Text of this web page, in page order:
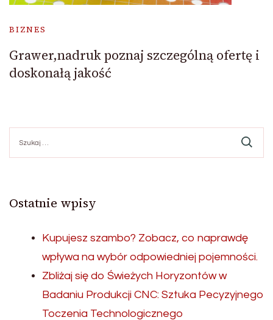
BIZNES
Grawer,nadruk poznaj szczególną ofertę i
doskonałą jakość
Ostatnie wpisy
Kupujesz szambo? Zobacz, co naprawdę
wpływa na wybór odpowiedniej pojemności.
Zbliżaj się do Świeżych Horyzontów w
Badaniu Produkcji CNC: Sztuka Pecyzyjnego
Toczenia Technologicznego